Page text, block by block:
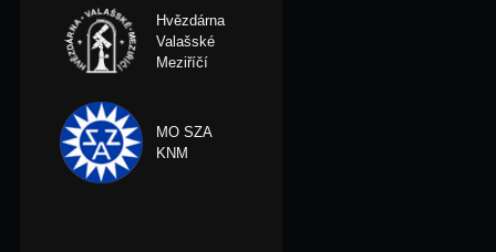
Hvězdárna
Valašské
Meziříčí
MO SZA
KNM